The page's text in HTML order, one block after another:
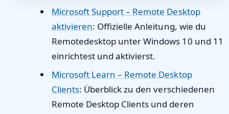
Microsoft Support – Remote Desktop
aktivieren: Offizielle Anleitung, wie du
Remotedesktop unter Windows 10 und 11
einrichtest und aktivierst.
Microsoft Learn – Remote Desktop
Clients: Überblick zu den verschiedenen
Remote Desktop Clients und deren